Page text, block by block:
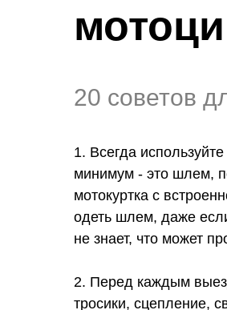
20 советов
1. Всегда
минимум - это шлем,
мотокуртка с
одеть шлем, даже
не знает, что может
2. Перед каждым
тросики, сцепление,